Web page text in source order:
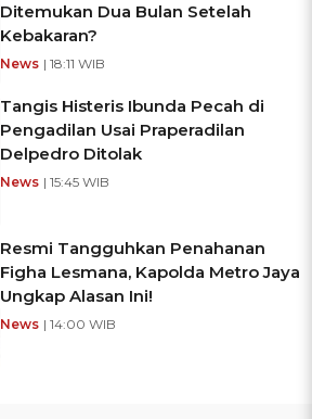
Ditemukan Dua Bulan Setelah
Kebakaran?
News | 18:11 WIB
Tangis Histeris Ibunda Pecah di
Pengadilan Usai Praperadilan
Delpedro Ditolak
News | 15:45 WIB
Resmi Tangguhkan Penahanan
Figha Lesmana, Kapolda Metro Jaya
Ungkap Alasan Ini!
News | 14:00 WIB